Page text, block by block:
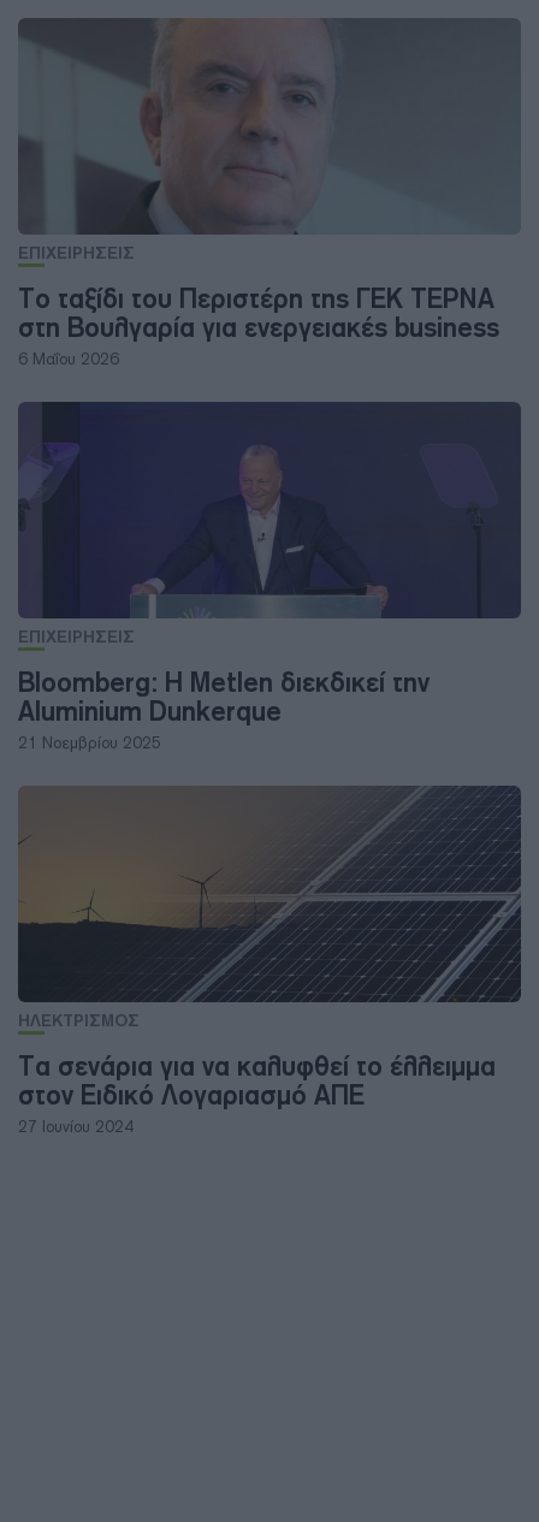
ΕΠΙΧΕΙΡΗΣΕΙΣ
Το ταξίδι του Περιστέρη της ΓΕΚ ΤΕΡΝΑ
στη Βουλγαρία για ενεργειακές business
6 Μαΐου 2026
ΕΠΙΧΕΙΡΗΣΕΙΣ
Bloomberg: H Metlen διεκδικεί την
Aluminium Dunkerque
21 Νοεμβρίου 2025
ΗΛΕΚΤΡΙΣΜΟΣ
Τα σενάρια για να καλυφθεί το έλλειμμα
στον Ειδικό Λογαριασμό ΑΠΕ
27 Ιουνίου 2024